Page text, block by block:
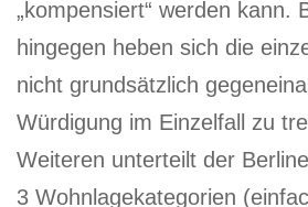
„kompensiert“ werden kann.
hingegen heben sich die
nicht grundsätzlich
Würdigung im Einzelfall zu
Weiteren unterteilt der
3 Wohnlagekategorien